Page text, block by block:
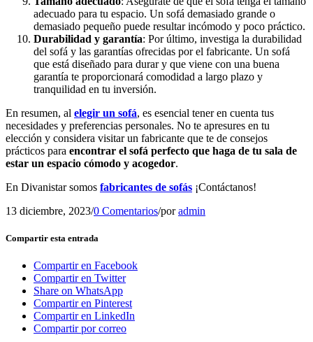
adecuado para tu espacio. Un sofá demasiado grande o
demasiado pequeño puede resultar incómodo y poco práctico.
Durabilidad y garantía: Por último, investiga la durabilidad
del sofá y las garantías ofrecidas por el fabricante. Un sofá
que está diseñado para durar y que viene con una buena
garantía te proporcionará comodidad a largo plazo y
tranquilidad en tu inversión.
En resumen, al elegir un sofá, es esencial tener en cuenta tus
necesidades y preferencias personales. No te apresures en tu
elección y considera visitar un fabricante que te de consejos
prácticos para encontrar el sofá perfecto que haga de tu sala de
estar un espacio cómodo y acogedor.
En Divanistar somos fabricantes de sofás ¡Contáctanos!
13 diciembre, 2023/0 Comentarios/poradmin
Compartir esta entrada
Compartir en Facebook
Compartir en Twitter
Share on WhatsApp
Compartir en Pinterest
Compartir en LinkedIn
Compartir por correo